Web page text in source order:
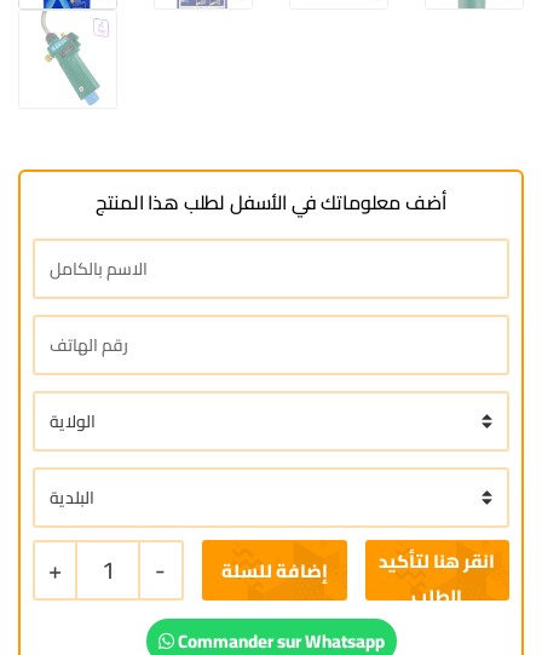
أضف معلوماتك في الأسفل لطلب هذا المنتج
+ 1 - إضافة للسلة
Commander sur Whatsapp